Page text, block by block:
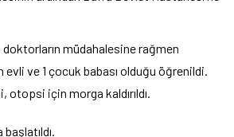
doktorların müdahalesine rağmen
evli ve 1 çocuk babası olduğu öğrenildi.
otopsi için morga kaldırıldı.